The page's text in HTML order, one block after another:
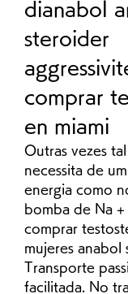
dianabol
steroider
comprar
en miami
Outras vezes
necessita de
energia como
bomba de Na
comprar
mujeres anabol
Transporte
facilitada. No